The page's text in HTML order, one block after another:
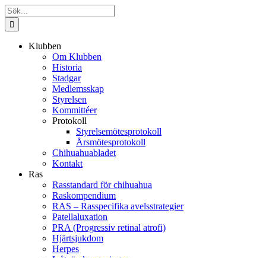
Fortsätt
till
innehållet
Sök
efter:
Klubben
Om Klubben
Historia
Stadgar
Medlemsskap
Styrelsen
Kommittéer
Protokoll
Styrelsemötesprotokoll
Årsmötesprotokoll
Chihuahuabladet
Kontakt
Ras
Rasstandard för chihuahua
Raskompendium
RAS – Rasspecifika avelsstrategier
Patellaluxation
PRA (Progressiv retinal atrofi)
Hjärtsjukdom
Herpes